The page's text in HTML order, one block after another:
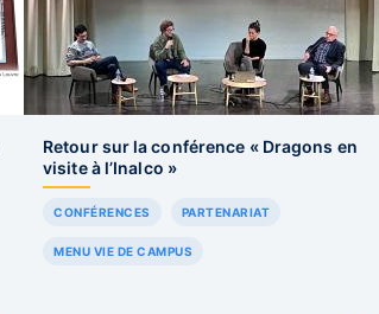
Retour sur la conférence « Dragons en
visite à l’Inalco »
CONFÉRENCES PARTENARIAT
MENU VIE DE CAMPUS